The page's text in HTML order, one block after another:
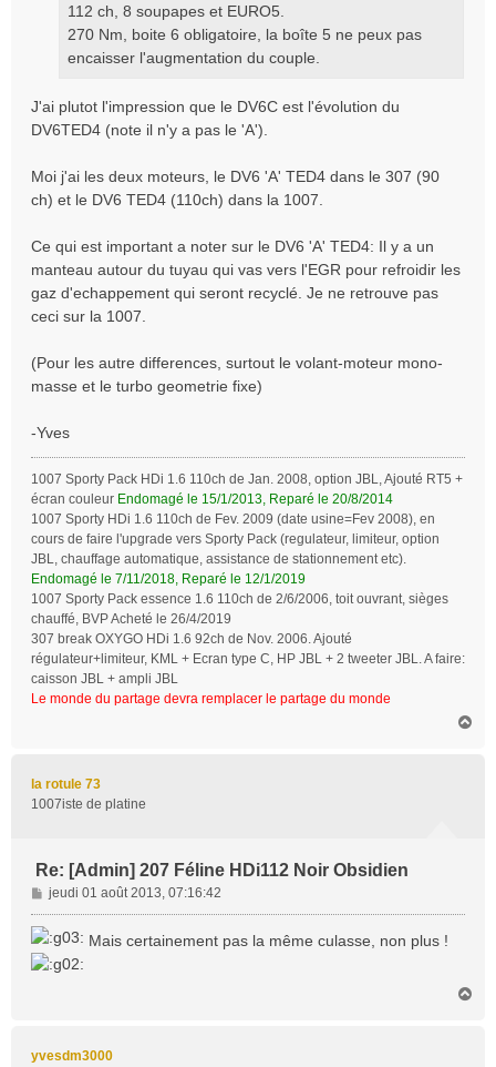
112 ch, 8 soupapes et EURO5.
270 Nm, boite 6 obligatoire, la boîte 5 ne peux pas
encaisser l'augmentation du couple.
J'ai plutot l'impression que le DV6C est l'évolution du
DV6TED4 (note il n'y a pas le 'A').
Moi j'ai les deux moteurs, le DV6 'A' TED4 dans le 307 (90
ch) et le DV6 TED4 (110ch) dans la 1007.
Ce qui est important a noter sur le DV6 'A' TED4: Il y a un
manteau autour du tuyau qui vas vers l'EGR pour refroidir les
gaz d'echappement qui seront recyclé. Je ne retrouve pas
ceci sur la 1007.
(Pour les autre differences, surtout le volant-moteur mono-
masse et le turbo geometrie fixe)
-Yves
1007 Sporty Pack HDi 1.6 110ch de Jan. 2008, option JBL, Ajouté RT5 +
écran couleur Endomagé le 15/1/2013, Reparé le 20/8/2014
1007 Sporty HDi 1.6 110ch de Fev. 2009 (date usine=Fev 2008), en
cours de faire l'upgrade vers Sporty Pack (regulateur, limiteur, option
JBL, chauffage automatique, assistance de stationnement etc).
Endomagé le 7/11/2018, Reparé le 12/1/2019
1007 Sporty Pack essence 1.6 110ch de 2/6/2006, toit ouvrant, sièges
chauffé, BVP Acheté le 26/4/2019
307 break OXYGO HDi 1.6 92ch de Nov. 2006. Ajouté
régulateur+limiteur, KML + Ecran type C, HP JBL + 2 tweeter JBL. A faire:
caisson JBL + ampli JBL
Le monde du partage devra remplacer le partage du monde
la rotule 73
1007iste de platine
Re: [Admin] 207 Féline HDi112 Noir Obsidien
M
e
s
s
a
jeudi 01 août 2013, 07:16:42
Mais certainement pas la même culasse, non plus !
yvesdm3000